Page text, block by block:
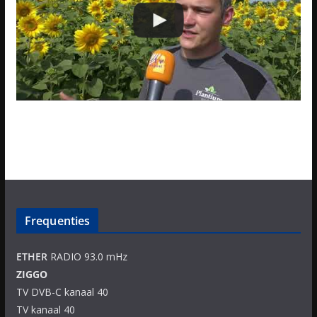
Frequenties
ETHERRADIO 93.0 mHz
ZIGGO
TV DVB-C kanaal 40
TV kanaal 40